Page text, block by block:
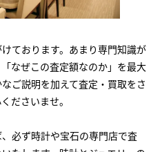
ております。あまり専門知識が
なぜこの査定額なのか」を最大
ご説明を加えて査定・買取をさ
ださいませ。
必ず時計や宝石の専門店で査